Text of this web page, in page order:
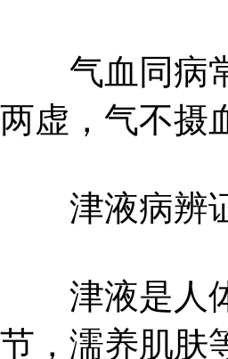
气血同病常
两虚，气不摄
津液病辨
津液是人体
节，濡养肌肤